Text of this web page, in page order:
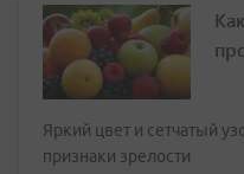
Яркий цвет и сетчатый
признаки зрелости